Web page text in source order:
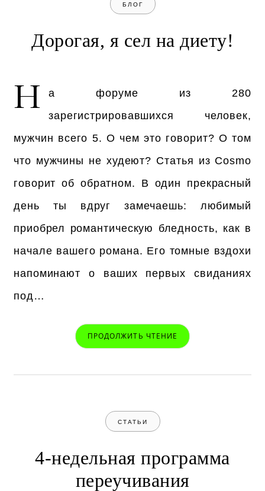
БЛОГ
Дорогая, я сел на диету!
Н
а форуме из 280
зарегистрировавшихся человек,
мужчин всего 5. О чем это говорит? О том
что мужчины не худеют? Статья из Cosmo
говорит об обратном. В один прекрасный
день ты вдруг замечаешь: любимый
приобрел романтическую бледность, как в
начале вашего романа. Его томные вздохи
напоминают о ваших первых свиданиях
под…
ПРОДОЛЖИТЬ ЧТЕНИЕ
СТАТЬИ
4-недельная программа
переучивания